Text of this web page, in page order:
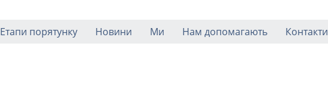
Етапи порятунку Новини Ми Нам допомагають Контакти